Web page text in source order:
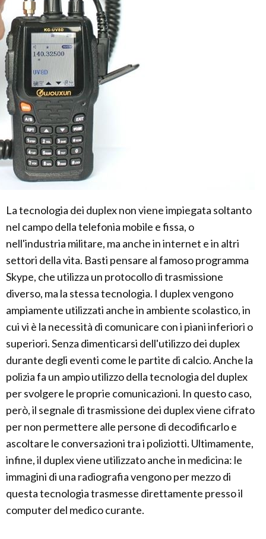
La tecnologia dei duplex non viene impiegata soltanto
nel campo della telefonia mobile e fissa, o
nell'industria militare, ma anche in internet e in altri
settori della vita. Basti pensare al famoso programma
Skype, che utilizza un protocollo di trasmissione
diverso, ma la stessa tecnologia. I duplex vengono
ampiamente utilizzati anche in ambiente scolastico, in
cui vi è la necessità di comunicare con i piani inferiori o
superiori. Senza dimenticarsi dell'utilizzo dei duplex
durante degli eventi come le partite di calcio. Anche la
polizia fa un ampio utilizzo della tecnologia del duplex
per svolgere le proprie comunicazioni. In questo caso,
però, il segnale di trasmissione dei duplex viene cifrato
per non permettere alle persone di decodificarlo e
ascoltare le conversazioni tra i poliziotti. Ultimamente,
infine, il duplex viene utilizzato anche in medicina: le
immagini di una radiografia vengono per mezzo di
questa tecnologia trasmesse direttamente presso il
computer del medico curante.